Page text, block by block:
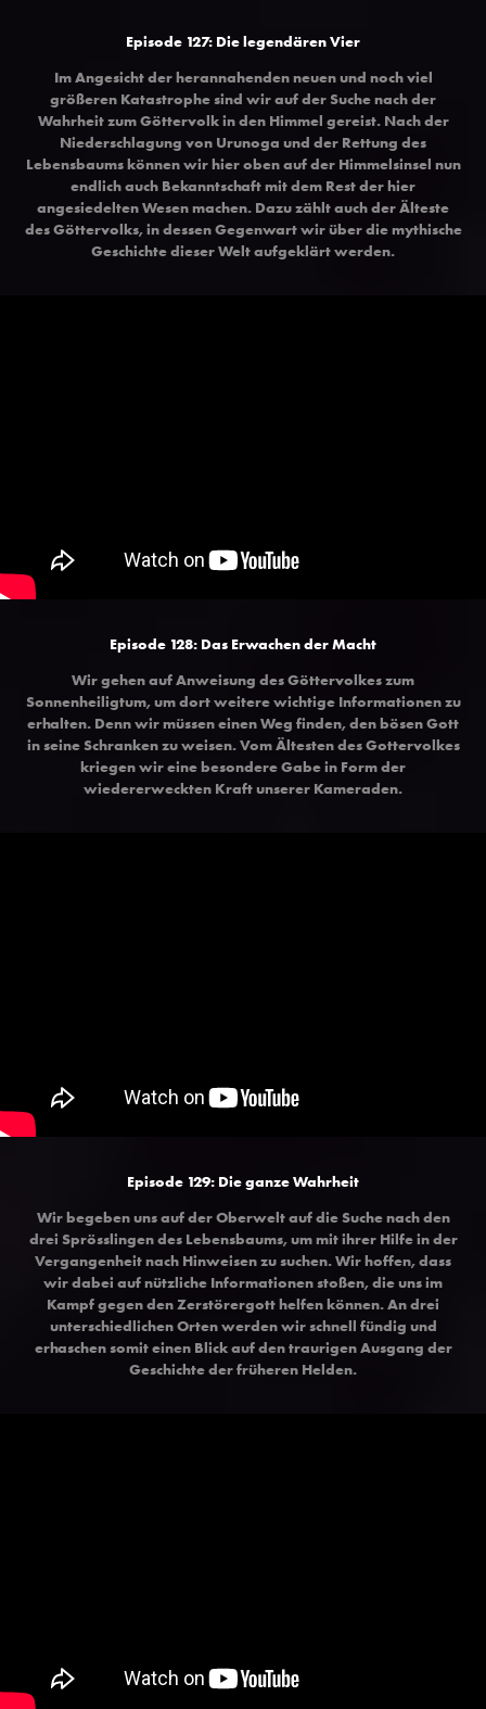
Episode 127: Die legendären Vier
Im Angesicht der herannahenden neuen und noch viel
größeren Katastrophe sind wir auf der Suche nach der
Wahrheit zum Göttervolk in den Himmel gereist. Nach der
Niederschlagung von Urunoga und der Rettung des
Lebensbaums können wir hier oben auf der Himmelsinsel nun
endlich auch Bekanntschaft mit dem Rest der hier
angesiedelten Wesen machen. Dazu zählt auch der Älteste
des Göttervolks, in dessen Gegenwart wir über die mythische
Geschichte dieser Welt aufgeklärt werden.
Episode 128: Das Erwachen der Macht
Wir gehen auf Anweisung des Göttervolkes zum
Sonnenheiligtum, um dort weitere wichtige Informationen zu
erhalten. Denn wir müssen einen Weg finden, den bösen Gott
in seine Schranken zu weisen. Vom Ältesten des Gottervolkes
kriegen wir eine besondere Gabe in Form der
wiedererweckten Kraft unserer Kameraden.
Episode 129: Die ganze Wahrheit
Wir begeben uns auf der Oberwelt auf die Suche nach den
drei Sprösslingen des Lebensbaums, um mit ihrer Hilfe in der
Vergangenheit nach Hinweisen zu suchen. Wir hoffen, dass
wir dabei auf nützliche Informationen stoßen, die uns im
Kampf gegen den Zerstörergott helfen können. An drei
unterschiedlichen Orten werden wir schnell fündig und
erhaschen somit einen Blick auf den traurigen Ausgang der
Geschichte der früheren Helden.